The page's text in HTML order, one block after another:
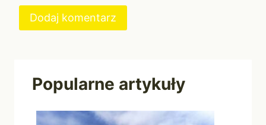
Popularne artykuły